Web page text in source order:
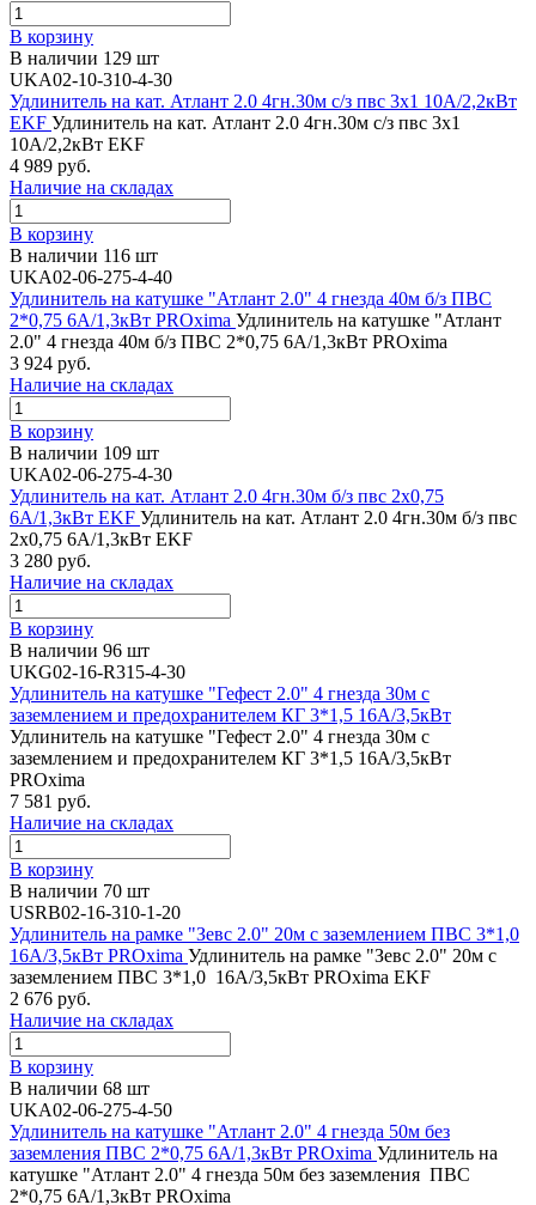
В корзину
В наличии 129 шт
UKA02-10-310-4-30
Удлинитель на кат. Атлант 2.0 4гн.30м с/з пвс 3х1 10А/2,2кВт
EKF Удлинитель на кат. Атлант 2.0 4гн.30м с/з пвс 3х1
10А/2,2кВт EKF
4 989 руб.
Наличие на складах
В корзину
В наличии 116 шт
UKA02-06-275-4-40
Удлинитель на катушке "Атлант 2.0" 4 гнезда 40м б/з ПВС
2*0,75 6А/1,3кВт PROxima Удлинитель на катушке "Атлант
2.0" 4 гнезда 40м б/з ПВС 2*0,75 6А/1,3кВт PROxima
3 924 руб.
Наличие на складах
В корзину
В наличии 109 шт
UKA02-06-275-4-30
Удлинитель на кат. Атлант 2.0 4гн.30м б/з пвс 2х0,75
6А/1,3кВт EKF Удлинитель на кат. Атлант 2.0 4гн.30м б/з пвс
2х0,75 6А/1,3кВт EKF
3 280 руб.
Наличие на складах
В корзину
В наличии 96 шт
UKG02-16-R315-4-30
Удлинитель на катушке "Гефест 2.0" 4 гнезда 30м с
заземлением и предохранителем КГ 3*1,5 16А/3,5кВт
Удлинитель на катушке "Гефест 2.0" 4 гнезда 30м с
заземлением и предохранителем КГ 3*1,5 16А/3,5кВт
PROxima
7 581 руб.
Наличие на складах
В корзину
В наличии 70 шт
USRB02-16-310-1-20
Удлинитель на рамке "Зевс 2.0" 20м с заземлением ПВС 3*1,0
16А/3,5кВт PROxima Удлинитель на рамке "Зевс 2.0" 20м с
заземлением ПВС 3*1,0 16А/3,5кВт PROxima EKF
2 676 руб.
Наличие на складах
В корзину
В наличии 68 шт
UKA02-06-275-4-50
Удлинитель на катушке "Атлант 2.0" 4 гнезда 50м без
заземления ПВС 2*0,75 6А/1,3кВт PROxima Удлинитель на
катушке "Атлант 2.0" 4 гнезда 50м без заземления ПВС
2*0,75 6А/1,3кВт PROxima